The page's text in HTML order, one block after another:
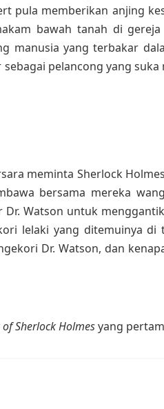
pula memberikan anjing
bawah tanah di
manusia yang terbakar
pelancong yang
meminta Sherlock
bersama mereka
Watson untuk
lelaki yang ditemuinya di
Dr. Watson, dan
of Sherlock Holmesyang